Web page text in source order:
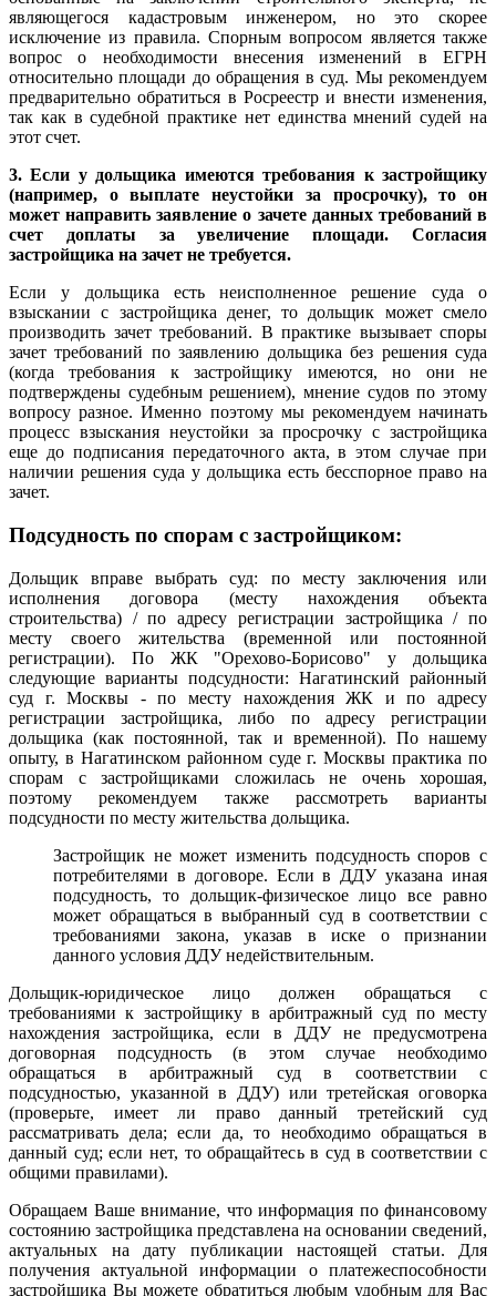
являющегося кадастровым инженером, но это скорее
исключение из правила. Спорным вопросом является также
вопрос о необходимости внесения изменений в ЕГРН
относительно площади до обращения в суд. Мы рекомендуем
предварительно обратиться в Росреестр и внести изменения,
так как в судебной практике нет единства мнений судей на
этот счет.
3. Если у дольщика имеются требования к застройщику
(например, о выплате неустойки за просрочку), то он
может направить заявление о зачете данных требований в
счет доплаты за увеличение площади. Согласия
застройщика на зачет не требуется.
Если у дольщика есть неисполненное решение суда о
взыскании с застройщика денег, то дольщик может смело
производить зачет требований. В практике вызывает споры
зачет требований по заявлению дольщика без решения суда
(когда требования к застройщику имеются, но они не
подтверждены судебным решением), мнение судов по этому
вопросу разное. Именно поэтому мы рекомендуем начинать
процесс взыскания неустойки за просрочку с застройщика
еще до подписания передаточного акта, в этом случае при
наличии решения суда у дольщика есть бесспорное право на
зачет.
Подсудность по спорам с застройщиком:
Дольщик вправе выбрать суд: по месту заключения или
исполнения договора (месту нахождения объекта
строительства) / по адресу регистрации застройщика / по
месту своего жительства (временной или постоянной
регистрации). По ЖК "Орехово-Борисово" у дольщика
следующие варианты подсудности: Нагатинский районный
суд г. Москвы - по месту нахождения ЖК и по адресу
регистрации застройщика, либо по адресу регистрации
дольщика (как постоянной, так и временной). По нашему
опыту, в Нагатинском районном суде г. Москвы практика по
спорам с застройщиками сложилась не очень хорошая,
поэтому рекомендуем также рассмотреть варианты
подсудности по месту жительства дольщика.
Застройщик не может изменить подсудность споров с
потребителями в договоре. Если в ДДУ указана иная
подсудность, то дольщик-физическое лицо все равно
может обращаться в выбранный суд в соответствии с
требованиями закона, указав в иске о признании
данного условия ДДУ недействительным.
Дольщик-юридическое лицо должен обращаться с
требованиями к застройщику в арбитражный суд по месту
нахождения застройщика, если в ДДУ не предусмотрена
договорная подсудность (в этом случае необходимо
обращаться в арбитражный суд в соответствии с
подсудностью, указанной в ДДУ) или третейская оговорка
(проверьте, имеет ли право данный третейский суд
рассматривать дела; если да, то необходимо обращаться в
данный суд; если нет, то обращайтесь в суд в соответствии с
общими правилами).
Обращаем Ваше внимание, что информация по финансовому
состоянию застройщика представлена на основании сведений,
актуальных на дату публикации настоящей статьи. Для
получения актуальной информации о платежеспособности
застройщика Вы можете обратиться любым удобным для Вас